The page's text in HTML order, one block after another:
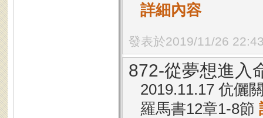
詳細內容
發表於2019/11/26
872-從夢想進入
2019.11.17 伉儷
羅馬書12章1-8節